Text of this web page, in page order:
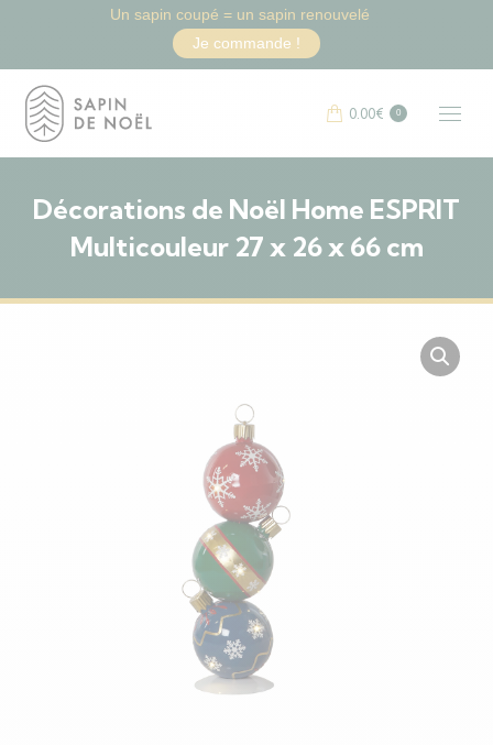
0.00€ 0
Décorations de Noël Home ESPRIT
Multicouleur 27 x 26 x 66 cm
Un sapin coupé = un sapin renouvelé
Je commande !